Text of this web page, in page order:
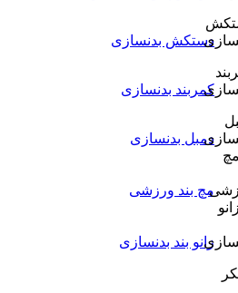
دستکش بدنسازی
کمربند بدنسازی
دمبل بدنسازی
مچ بند ورزشی
زانو بند بدنسازی